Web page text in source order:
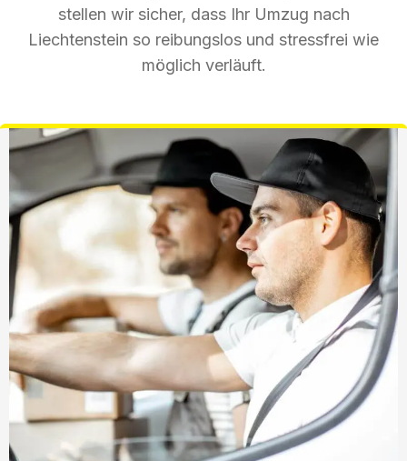
stellen wir sicher, dass Ihr Umzug nach
Liechtenstein so reibungslos und stressfrei wie
möglich verläuft.